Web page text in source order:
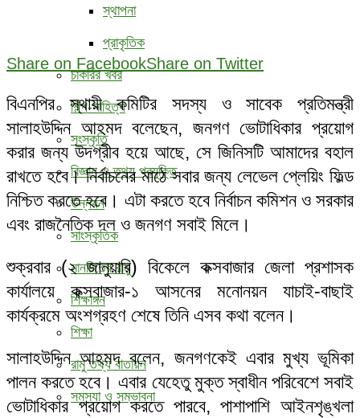
স্থাপনা
প্রাকৃতিক
চাকরির খবর
শিল্প-সাহিত্য
সংস্কৃতি
বিজ্ঞান ও তথ্য প্রযুক্তি
উন্নয়ন
সাংস্কৃতিক
মানচিত্রে রামু
শিক্ষাঙ্গন
শিক্ষা
রামু তথ্য বাতায়ন
সমস্যা ও সম্ভাবনা
Share on FacebookShare on Twitter
বিএনপির স্থায়ী কমিটির সদস্য ও সাবেক প্রতিমন্ত্রী
সালাহউদ্দিন আহমদ বলেছেন, জনগণ ভোটাধিকার প্রয়োগ
করার জন্য উদগ্রীব হয়ে আছে, সে জিনিসটি আমাদের বহাল
রাখতে হবে। নির্বাচনের মাঠে সবার জন্য লেভেল প্লেয়িং ফিল্ড
নিশ্চিত করতে হবে। এটা করতে হবে নির্বাচন কমিশন ও সরকার
এবং রাজনৈতিক দল ও জনগণ সবাই মিলে।
শুক্রবার (২ জানুয়ারি) বিকেলে কক্সবাজার জেলা প্রশাসক
কার্যালয়ে কক্সবাজার-১ আসনের মনোনয়ন যাচাই-বাছাই
কার্যক্রমে অংশগ্রহণ শেষে তিনি এসব কথা বলেন।
সালাহউদ্দিন আহমদ বলেন, জনগণকেই এবার মুখ্য ভূমিকা
পালন করতে হবে। এবার যেহেতু মুক্ত স্বাধীন পরিবেশে সবাই
ভোটাধিকার প্রয়োগ করতে পারবে, পাশাপাশি আইনশৃঙ্খলা